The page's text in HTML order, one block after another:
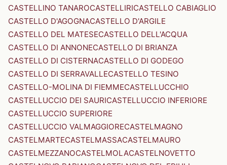
CASTELLINO TANAROCASTELLIRICASTELLO CABIAGLIO
CASTELLO D'AGOGNACASTELLO D'ARGILE
CASTELLO DEL MATESECASTELLO DELL'ACQUA
CASTELLO DI ANNONECASTELLO DI BRIANZA
CASTELLO DI CISTERNACASTELLO DI GODEGO
CASTELLO DI SERRAVALLECASTELLO TESINO
CASTELLO-MOLINA DI FIEMMECASTELLUCCHIO
CASTELLUCCIO DEI SAURICASTELLUCCIO INFERIORE
CASTELLUCCIO SUPERIORE
CASTELLUCCIO VALMAGGIORECASTELMAGNO
CASTELMARTECASTELMASSACASTELMAURO
CASTELMEZZANOCASTELMOLACASTELNOVETTO